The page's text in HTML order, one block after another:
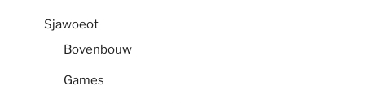
Sjawoeot
Bovenbouw
Games